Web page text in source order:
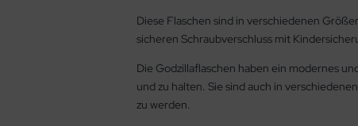
Diese Flaschen sind in verschiedenen
sicheren Schraubverschluss mit
Die Godzillaflaschen haben ein modernes
und zu halten. Sie sind auch in
zu werden.